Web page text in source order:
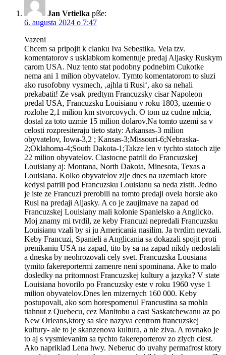
Jan Vrtielka píše:
6. augusta 2024 o 7:47
Vazeni
Chcem sa pripojit k clanku Iva Sebestika. Vela tzv.
komentatorov s usklabkom komentuje predaj Aljasky Ruskym
carom USA. Nuz tento stat podobny podnebim Cukotke
nema ani 1 milion obyvatelov. Tymto komentatorom to sluzi
ako rusofobny vysmech, ‚ajhla ti Rusi‘, ako sa nehali
prekabatit! Ze vsak predtym Francuzsky cisar Napoleon
predal USA, Francuzsku Louisianu v roku 1803, uzemie o
rozlohe 2,1 milion km stvorcovych. O tom uz cudne mlcia,
dostal za toto uzmie 15 milion dolarov.Na tomto uzemi sa v
celosti rozpresiteraju tieto staty: Arkansas-3 milion
obyvatelov, Iowa-3,2 ; Kansas-3;Missouri-6;Nebraska-
2;Oklahoma-4;South Dakota-1;Takze len v tychto statoch zije
22 milion obyvatelov. Ciastocne patrili do Francuzskej
Louisiany aj: Montana, North Dakota, Minesota, Texas a
Louisiana. Kolko obyvatelov zije dnes na uzemiach ktore
kedysi patrili pod Francuzsku Louisianu sa neda zistit. Jedno
je iste ze Francuzi prerobili na tomto predaji ovela horsie ako
Rusi na predaji Aljasky. A co je zaujimave na zapad od
Francuzskej Louisiany mali kolonie Spanielsko a Anglicko.
Moj znamy mi tvrdil, ze keby Francuzi nepredali Francuzsku
Louisianu vzali by si ju Americania nasilim. Ja tvrdim nevzali.
Keby Francuzi, Spanieli a Anglicania sa dokazali spojit proti
prenikaniu USA na zapad, tito by sa na zapad nikdy nedostali
a dneska by neohrozovali cely svet. Francuzska Lousiana
tymito fakereportermi zamenre neni spominana. Ake to malo
dosledky na pritomnost Francuzskej kultury a jazyka? V state
Louisiana hovorilo po Francuzsky este v roku 1960 vyse 1
milion obyvatelov.Dnes len mizernych 160 000. Keby
postupovali, ako som horespomenul Francustina sa mohla
tiahnut z Quebecu, cez Manitobu a cast Saskatchewanu az po
New Orleans,ktory sa sice nazyva centrom francuzskej
kultury- ale to je skanzenova kultura, a nie ziva. A rovnako je
to aj s vysmievanim sa tychto fakereporterov zo zlych ciest.
Ako napriklad Lena hwy. Neberuc do uvahy permafrost ktory